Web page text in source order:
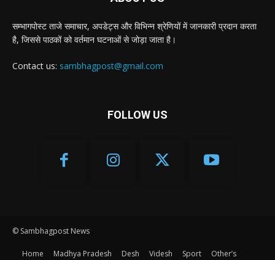
सम्भागपोस्ट ताजे समाचार, अपडेट्स और विभिन्न श्रेणियों में जानकारी प्रदान करता
है, जिससे पाठकों को वर्तमान घटनाओं से जोड़ा जाता है।
Contact us: sambhagpost@gmail.com
FOLLOW US
© Sambhagpost News
Home Madhya Pradesh Desh Videsh Sport Other’s